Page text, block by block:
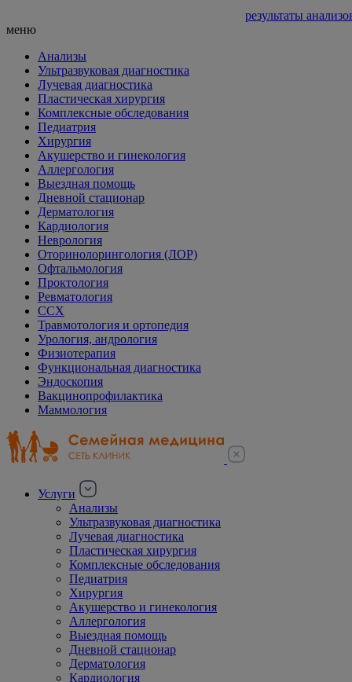
результаты
меню
Анализы
Ультразвуковая диагностика
Лучевая диагностика
Пластическая хирургия
Комплексные обследования
Педиатрия
Хирургия
Акушерство и гинекология
Аллергология
Выездная помощь
Дневной стационар
Дерматология
Кардиология
Неврология
Оторинолорингология (ЛОР)
Офтальмология
Проктология
Ревматология
ССХ
Травмотология и ортопедия
Урология, андрология
Физиотерапия
Функциональная диагностика
Эндоскопия
Вакцинопрофилактика
Маммология
Услуги
Анализы
Ультразвуковая диагностика
Лучевая диагностика
Пластическая хирургия
Комплексные обследования
Педиатрия
Хирургия
Акушерство и гинекология
Аллергология
Выездная помощь
Дневной стационар
Дерматология
Кардиология